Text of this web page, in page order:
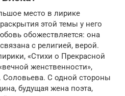
место в лирике
этой темы у него
обожествляется: она
с религией, верой.
«Стихи о Прекрасной
женственности»,
С одной стороны
будущая жена поэта,